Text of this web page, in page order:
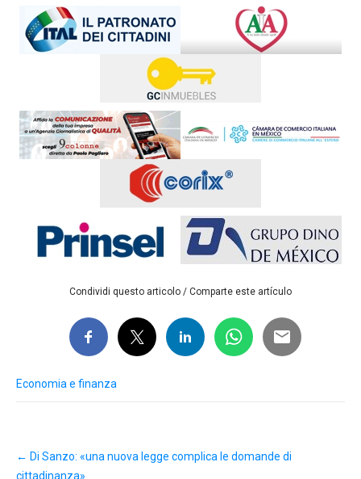
Condividi questo articolo / Comparte este artículo
Economia e finanza
navigation
← Di Sanzo: «una nuova legge complica le domande di
cittadinanza»